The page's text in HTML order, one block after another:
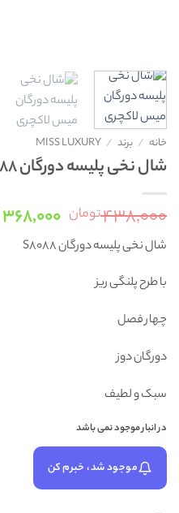
خانه / برند /
MISS LUXURY
شال نخی پلیسه دورگان S8088
۴۳۸,۰۰۰تومان قیمت
اصلی:
۳۶۸,۰۰۰
شال نخی پلیسه دورگان S8088
با طرح پلنگی ریز
چهار فصل
دورگان دوز
سبک و لطیف
در انبار موجود نمی باشد
موجود شد، خبرم کن